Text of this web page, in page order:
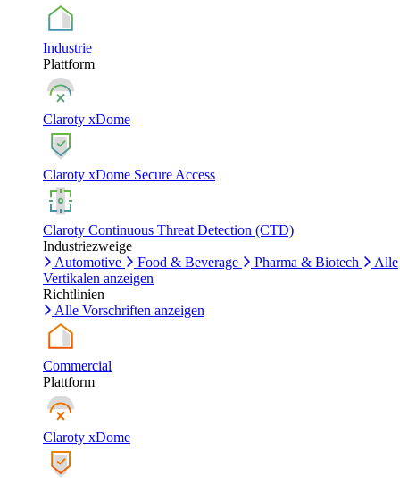
Industrie
Plattform
Claroty xDome
Claroty xDome Secure Access
Claroty Continuous Threat Detection (CTD)
Industriezweige
Automotive
Food & Beverage Pharma & Biotech
Alle
Vertikalen anzeigen
Richtlinien
Alle Vorschriften anzeigen
Commercial
Plattform
Claroty xDome